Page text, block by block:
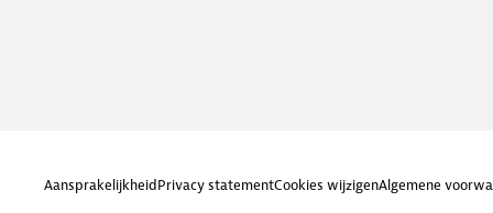
AansprakelijkheidPrivacy statementCookies wijzigenAlgemene